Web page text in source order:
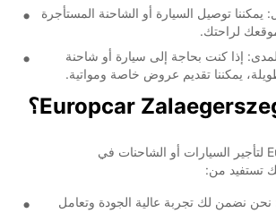
يمكننا توصيل السيارة أو الشاحنة المستأجرة
لراحتك.
إذا كنت بحاجة إلى سيارة أو شاحنة
يمكننا تقديم عروض خاصة ومواتية.
عندما تختار Europcar لتأجير السيارات أو الشاحنات في
نحن نضمن لك تجربة عالية الجودة وتعامل